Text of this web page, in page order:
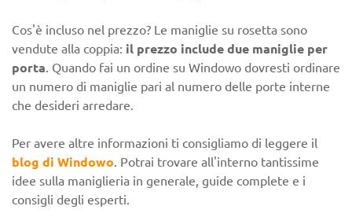
Cos'è incluso nel prezzo? Le maniglie su rosetta sono
vendute alla coppia: il prezzo include due maniglie per
porta. Quando fai un ordine su Windowo dovresti ordinare
un numero di maniglie pari al numero delle porte interne
che desideri arredare.
Per avere altre informazioni ti consigliamo di leggere il
blog di Windowo. Potrai trovare all'interno tantissime
idee sulla maniglieria in generale, guide complete e i
consigli degli esperti.